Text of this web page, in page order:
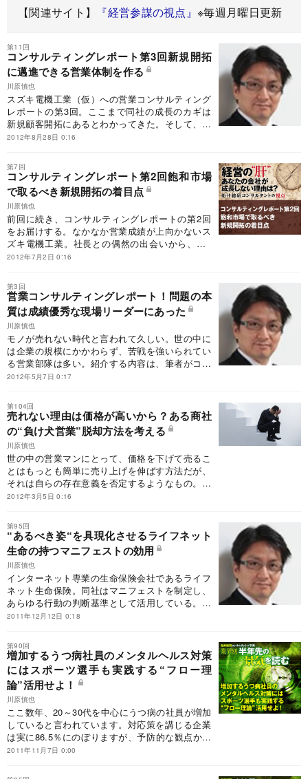
【関連サイト】 『経営参謀の視点』※毎週月曜日更新
第11回
コンサルティングレポート第3回新規開拓
に邁進できる営業体制を作る
川原慎也
スズキ電機工業（仮）への営業コンサルティング
レポートの第3回。ここまで同社の成長のカギは
新規顧客開拓にあるとわかってきた。そして、そ
のために、“狙い撃ち”作戦の実行をすることにな
組織体制を考える。
2012年8月28日 0:16
第7回
コンサルティングレポート第2回飽和市場
で取るべき新規開拓の着目点
川原慎也
前回に続き、コンサルティングレポートの第2回
をお届けする。なかなか営業成績が上向かないス
ズキ電機工業。社長との偶然の出会いから、全6
回の「リーダー育成プログラム」を行なうことに
た。
2012年7月2日 0:16
第3回
営業コンサルティングレポート！問題の本
質は成績優秀な現場リーダーにあった
川原慎也
モノが売れない時代と言われて久しい。世の中に
は企業の規模にかかわらず、苦戦を強いられてい
る営業部隊は多い。紹介する内容は、筆者がコン
サルタントとして関わってきた複数の企業で、実
ースに書いている。改善方法をぜひ参考にしてほ
しい。
2012年5月7日 0:17
第104回
売れない理由は価格が高いから？ある商社
の“負け犬営業”脱却方法を考える
川原慎也
世の中の営業マンにとって、価格を下げて売るこ
とはもっとも簡単に売り上げを伸ばす方法だが、
それは自らの存在意義を否定するようなもの。で
は、どう営業戦略を立てればいいのか。ある商社
2012年3月5日 0:16
第95回
“あるべき姿“を具現化させるライフネット
生命の持つマニフェストの効用
川原慎也
インターネット専業の生命保険会社であるライフ
ネット生命保険。同社はマニフェストを制定し、
あらゆる行動の判断基準として活用している。マ
ニフェストにはどのような意味があり、具体的な
2011年12月12日 0:18
第90回
増加するうつ病社員のメンタルヘルス対策
にはスポーツ選手も実践する“フロー理
論”活用せよ！
川原慎也
ここ数年、20～30代を中心にうつ病の社員が増加
していると言われています。対応策を講じる企業
は実に86.5％にのぼりますが、予防的な観点から
おすすめしたいのが、スポーツ選手も実践する“フ
2011年11月7日 0:00